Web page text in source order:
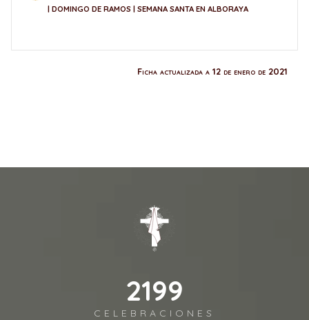
| DOMINGO DE RAMOS | SEMANA SANTA EN ALBORAYA
Ficha actualizada a 12 de enero de 2021
2395
CELEBRACIONES